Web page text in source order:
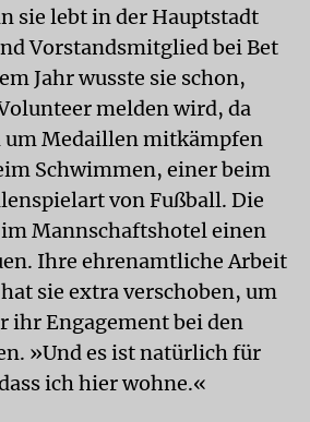
sie lebt in der Hauptstadt
Vorstandsmitglied bei Bet
Jahr wusste sie schon,
melden wird, da
um Medaillen mitkämpfen
Schwimmen, einer beim
von Fußball. Die
Mannschaftshotel einen
Ihre ehrenamtliche Arbeit
sie extra verschoben, um
ihr Engagement bei den
»Und es ist natürlich für
ich hier wohne.«